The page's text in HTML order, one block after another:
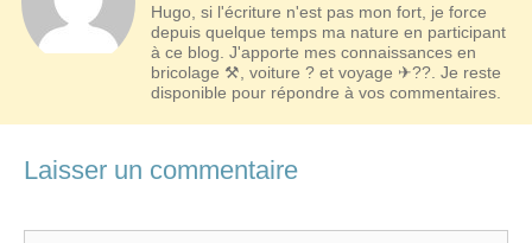
Hugo, si l'écriture n'est pas mon fort, je force
depuis quelque temps ma nature en participant
à ce blog. J'apporte mes connaissances en
bricolage ⚒, voiture ? et voyage ✈??. Je reste
disponible pour répondre à vos commentaires.
Laisser un commentaire